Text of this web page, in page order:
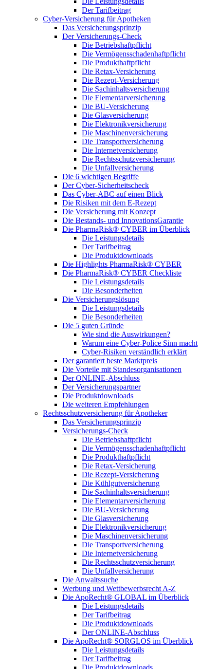
Der Tarifbeitrag
Cyber-Versicherung für Apotheken
Das Versicherungsprinzip
Der Versicherungs-Check
Die Betriebshaftpflicht
Die Vermögensschadenhaftpflicht
Die Produkthaftpflicht
Die Retax-Versicherung
Die Rezept-Versicherung
Die Sachinhaltsversicherung
Die Elementarversicherung
Die BU-Versicherung
Die Glasversicherung
Die Elektronikversicherung
Die Maschinenversicherung
Die Transportversicherung
Die Internetversicherung
Die Rechtsschutzversicherung
Die Unfallversicherung
Die 6 wichtigen Begriffe
Der Cyber-Sicher­heits­check
Das Cyber-ABC auf einen Blick
Die Risiken mit dem E-Rezept
Die Versicherung mit Konzept
Die Bestands- und InnovationsGarantie
Die PharmaRisk® CYBER im Überblick
Die Leistungsdetails
Der Tarifbeitrag
Die Produktdownloads
Die Highlights PharmaRisk® CYBER
Die PharmaRisk® CYBER Checkliste
Die Leistungsdetails
Die Besonderheiten
Die Versicherungslösung
Die Leistungsdetails
Die Besonderheiten
Die 5 guten Gründe
Wie sind die Auswirkungen?
Warum eine Cyber-Police Sinn macht
Cyber-Risiken verständlich erklärt
Der garantiert beste Marktpreis
Die Vorteile mit Standesorganisationen
Der ONLINE-Abschluss
Der Versicherungspartner
Die Produktdownloads
Die weiteren Empfehlungen
Rechtsschutzversicherung für Apotheker
Das Versicherungsprinzip
Versicherungs-Check
Die Betriebshaftpflicht
Die Vermögensschadenhaftpflicht
Die Produkthaftpflicht
Die Retax-Versicherung
Die Rezept-Versicherung
Die Kühlgutversicherung
Die Sachinhaltsversicherung
Die Elementarversicherung
Die BU-Versicherung
Die Glasversicherung
Die Elektronikversicherung
Die Maschinenversicherung
Die Transportversicherung
Die Internetversicherung
Die Rechtsschutzversicherung
Die Unfallversicherung
Die Anwaltssuche
Werbung und Wettbewerbsrecht A-Z
Die ApoRecht® GLOBAL im Überblick
Die Leistungsdetails
Der Tarifbeitrag
Die Produktdownloads
Der ONLINE-Abschluss
Die ApoRecht® SORGLOS im Überblick
Die Leistungsdetails
Der Tarifbeitrag
Die Produktdownloads